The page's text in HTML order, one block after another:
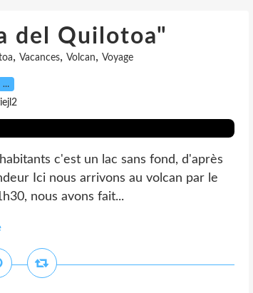
del Quilotoa"
, Vacances, Volcan, Voyage
…
c'est un lac sans fond, d'après
Ici nous arrivons au volcan par le
nous avons fait...